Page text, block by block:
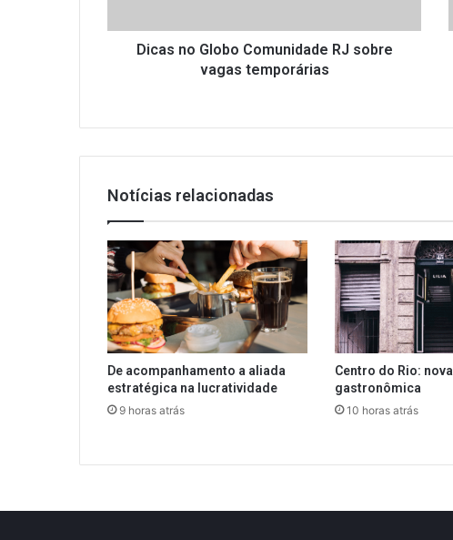
Dicas no Globo Comunidade RJ sobre
vagas temporárias
Notícias relacionadas
De acompanhamento a aliada
estratégica na lucratividade
9 horas atrás
Centro do Rio:
gastronômica
10 horas atrás